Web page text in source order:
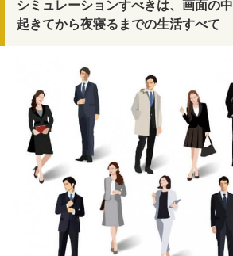
シミュレーションすべきは、画面の
起きてから夜寝るまでの生活すべて